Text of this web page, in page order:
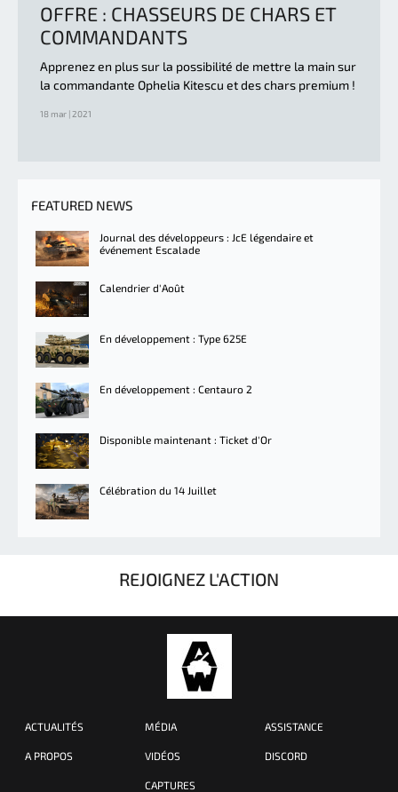
OFFRE : CHASSEURS DE CHARS ET
COMMANDANTS
Apprenez en plus sur la possibilité de mettre la main sur
la commandante Ophelia Kitescu et des chars premium !
18 mar | 2021
FEATURED NEWS
Journal des développeurs : JcE légendaire et
événement Escalade
Calendrier d'Août
En développement : Type 625E
En développement : Centauro 2
Disponible maintenant : Ticket d'Or
Célébration du 14 Juillet
REJOIGNEZ L'ACTION
ACTUALITÉS
A PROPOS
MÉDIA
VIDÉOS
CAPTURES
ASSISTANCE
DISCORD